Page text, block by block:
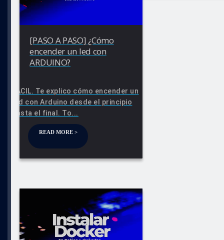
[PASO A PASO] ¿Cómo
encender un led con
ARDUINO?
FÁCIL. Te explico cómo encender un
led con Arduino desde el principio
hasta el final. To...
READ MORE >